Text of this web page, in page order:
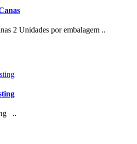
2 Unidades por embalagem ..
..